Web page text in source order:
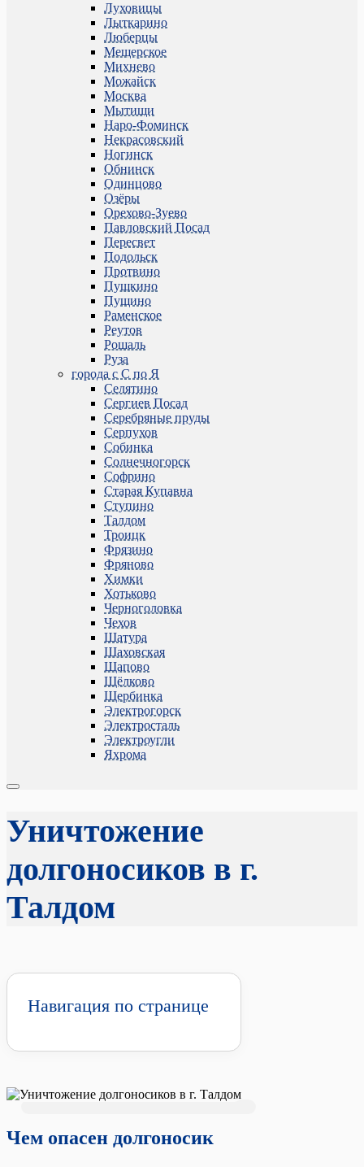
Луховицы
Лыткарино
Люберцы
Мещерское
Михнево
Можайск
Москва
Мытищи
Наро-Фоминск
Некрасовский
Ногинск
Обнинск
Одинцово
Озёры
Орехово-Зуево
Павловский Посад
Пересвет
Подольск
Протвино
Пушкино
Пущино
Раменское
Реутов
Рошаль
Руза
города с С по Я
Селятино
Сергиев Посад
Серебряные пруды
Серпухов
Собинка
Солнечногорск
Софрино
Старая Купавна
Ступино
Талдом
Троицк
Фрязино
Фряново
Химки
Хотьково
Черноголовка
Чехов
Шатура
Шаховская
Щапово
Щёлково
Щербинка
Электрогорск
Электросталь
Электроугли
Яхрома
Уничтожение
долгоносиков в г.
Талдом
Навигация по странице
Чем опасен долгоносик